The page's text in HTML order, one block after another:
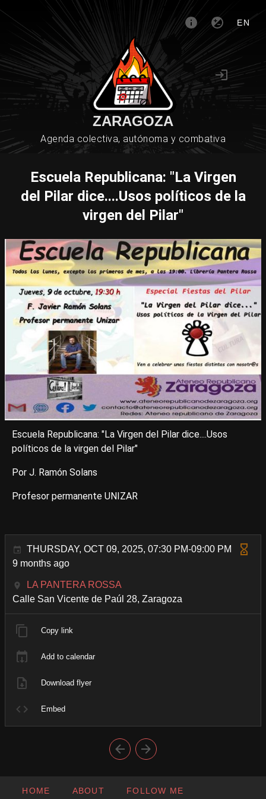
EN
ZARAGOZA
Agenda colectiva, autónoma y combativa
Escuela Republicana: "La Virgen
del Pilar dice....Usos políticos de la
virgen del Pilar"
Escuela Republicana: "La Virgen del Pilar dice....Usos
políticos de la virgen del Pilar"
Por J. Ramón Solans
Profesor permanente UNIZAR
THURSDAY, OCT 09, 2025, 07:30 PM-09:00 PM
9 months ago
LA PANTERA ROSSA
Calle San Vicente de Paúl 28, Zaragoza
Copy link
Add to calendar
Download flyer
Embed
HOME ABOUT FOLLOW ME